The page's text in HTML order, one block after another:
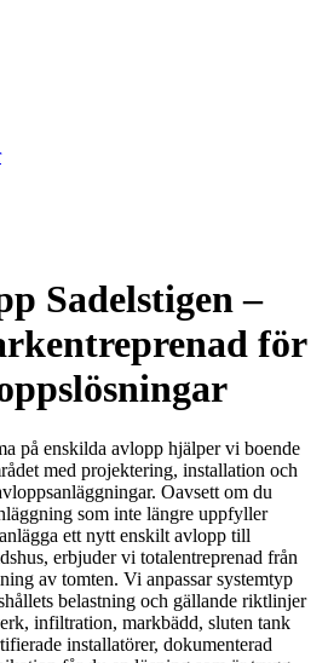
Sadelstigen –
för
på enskilda avlopp hjälper vi boende
med projektering, installation och
Oavsett om du
som inte längre uppfyller
ett nytt enskilt avlopp till
erbjuder vi totalentreprenad från
av tomten. Vi anpassar systemtyp
belastning och gällande riktlinjer
infiltration, markbädd, sluten tank
installatörer, dokumenterad